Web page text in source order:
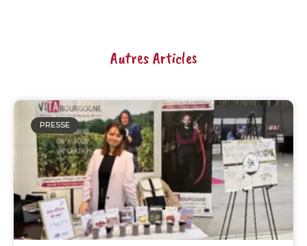
Autres Articles
PRESSE